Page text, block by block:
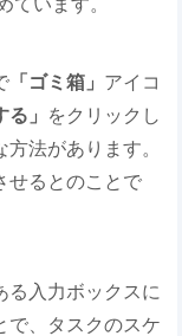
「ゴミ箱」 アイコ
」 をクリックし
法があります。
せるとのことで
る入力ボックスに
で、タスクのスケ